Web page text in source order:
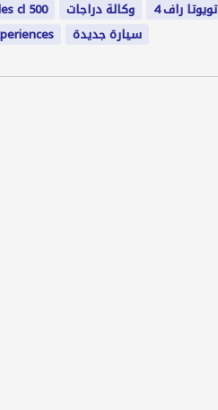
cl 500 وكالة دراجات تويوتا راف 4
سيارة جديدة